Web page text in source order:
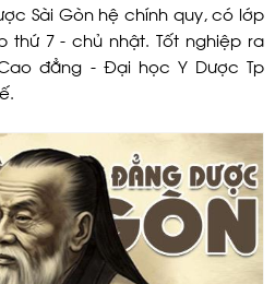
Sài Gòn hệ chính quy, có lớp
thứ 7 - chủ nhật. Tốt nghiệp ra
đẳng - Đại học Y Dược Tp